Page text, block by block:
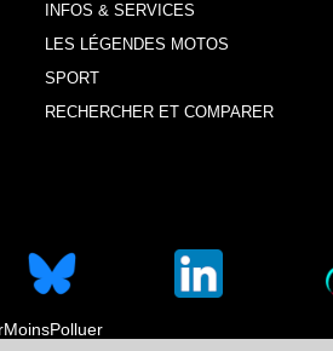
INFOS & SERVICES
LES LÉGENDES MOTOS
SPORT
RECHERCHER ET COMPARER